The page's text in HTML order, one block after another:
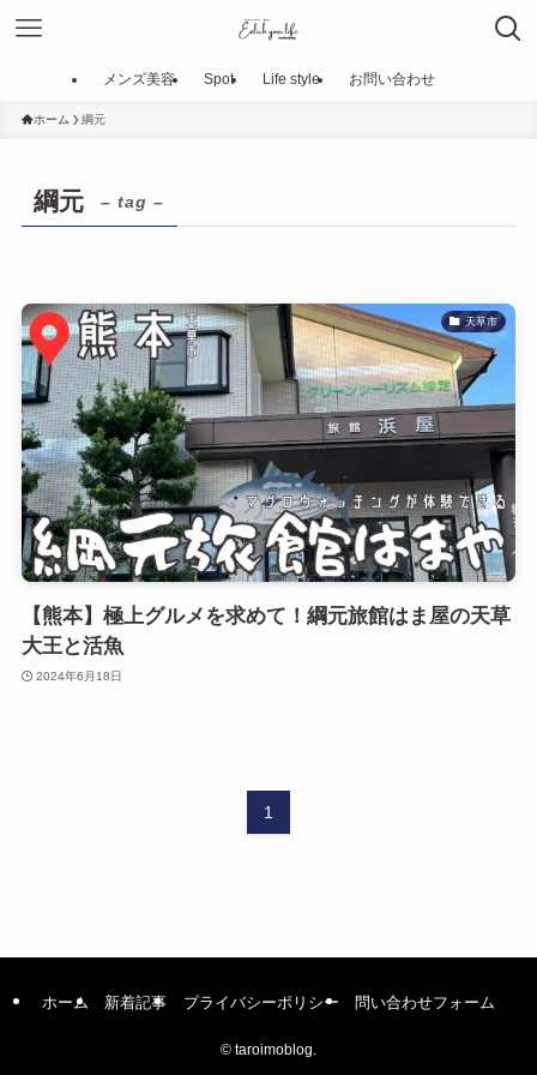
メンズ美容 Spot Life style お問い合わせ
ホーム 綱元
綱元 – tag –
天草市
【熊本】極上グルメを求めて！綱元旅館はま屋の天草
大王と活魚
2024年6月18日
1
ホーム 新着記事 プライバシーポリシー 問い合わせフォーム
© taroimoblog.